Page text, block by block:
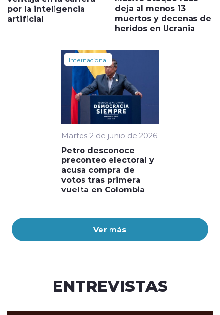
Ver más
por la inteligencia
artificial
deja al menos 13
muertos y decenas de
heridos en Ucrania
Internacional
Martes 2 de junio de 2026
Petro desconoce
preconteo electoral y
acusa compra de
votos tras primera
vuelta en Colombia
ENTREVISTAS